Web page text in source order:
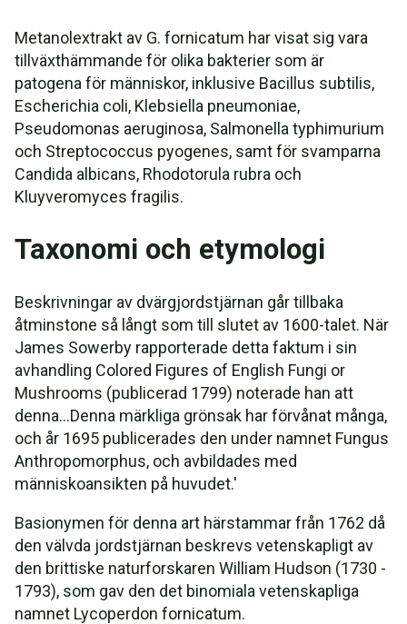
Metanolextrakt av G. fornicatum har visat sig vara
tillväxthämmande för olika bakterier som är
patogena för människor, inklusive Bacillus subtilis,
Escherichia coli, Klebsiella pneumoniae,
Pseudomonas aeruginosa, Salmonella typhimurium
och Streptococcus pyogenes, samt för svamparna
Candida albicans, Rhodotorula rubra och
Kluyveromyces fragilis.
Taxonomi och etymologi
Beskrivningar av dvärgjordstjärnan går tillbaka
åtminstone så långt som till slutet av 1600-talet. När
James Sowerby rapporterade detta faktum i sin
avhandling Colored Figures of English Fungi or
Mushrooms (publicerad 1799) noterade han att
denna...Denna märkliga grönsak har förvånat många,
och år 1695 publicerades den under namnet Fungus
Anthropomorphus, och avbildades med
människoansikten på huvudet.'
Basionymen för denna art härstammar från 1762 då
den välvda jordstjärnan beskrevs vetenskapligt av
den brittiske naturforskaren William Hudson (1730 -
1793), som gav den det binomiala vetenskapliga
namnet Lycoperdon fornicatum.